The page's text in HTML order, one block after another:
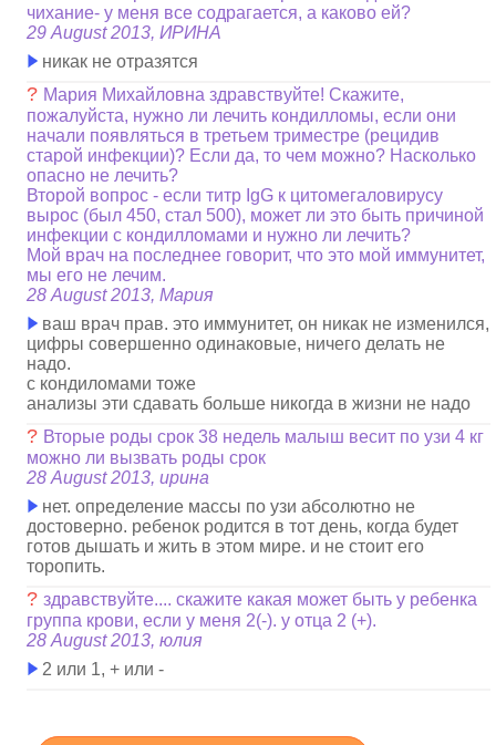
чихание- у меня все содрагается, а каково ей?
29 August 2013, ИРИНА
никак не отразятся
? Мария Михайловна здравствуйте! Скажите,
пожалуйста, нужно ли лечить кондилломы, если они
начали появляться в третьем триместре (рецидив
старой инфекции)? Если да, то чем можно? Насколько
опасно не лечить?
Второй вопрос - если титр IgG к цитомегаловирусу
вырос (был 450, стал 500), может ли это быть причиной
инфекции с кондилломами и нужно ли лечить?
Мой врач на последнее говорит, что это мой иммунитет,
мы его не лечим.
28 August 2013, Мария
ваш врач прав. это иммунитет, он никак не изменился,
цифры совершенно одинаковые, ничего делать не
надо.
с кондиломами тоже
анализы эти сдавать больше никогда в жизни не надо
? Вторые роды срок 38 недель малыш весит по узи 4 кг
можно ли вызвать роды срок
28 August 2013, ирина
нет. определение массы по узи абсолютно не
достоверно. ребенок родится в тот день, когда будет
готов дышать и жить в этом мире. и не стоит его
торопить.
?здравствуйте.... скажите какая может быть у ребенка
группа крови, если у меня 2(-). у отца 2 (+).
28 August 2013, юлия
2 или 1, + или -